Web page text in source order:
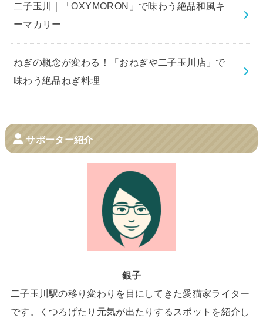
二子玉川｜「OXYMORON」で味わう絶品和風キ
ーマカリー
ねぎの概念が変わる！「おねぎや二子玉川店」で
味わう絶品ねぎ料理
サポーター紹介
銀子
二子玉川駅の移り変わりを目にしてきた愛猫家ライター
です。くつろげたり元気が出たりするスポットを紹介し